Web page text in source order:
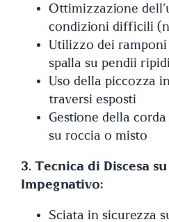
Ottimizzazione
condizioni difficili
Utilizzo dei ramponi
spalla su pendii
Uso della piccozza
traversi esposti
Gestione della
su roccia o misto
3. Tecnica di Discesa
Impegnativo:
Sciata in sicurezza